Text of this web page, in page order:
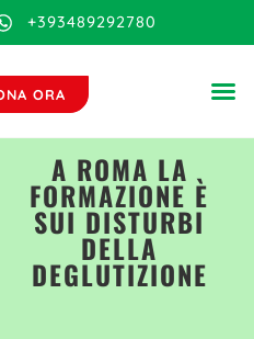
+393489292780
ORA
A ROMA LA
FORMAZIONE È
SUI DISTURBI
DELLA
DEGLUTIZIONE